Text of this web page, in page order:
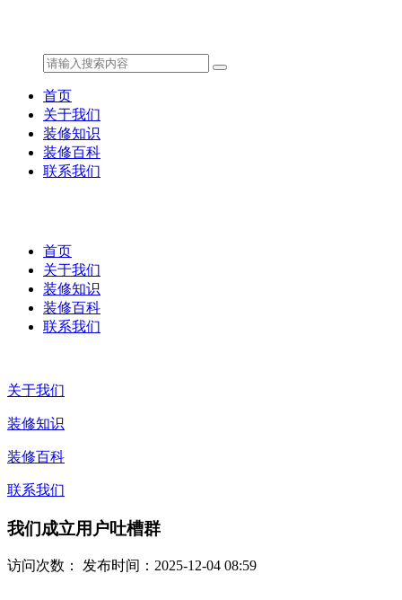
首页
关于我们
装修知识
装修百科
联系我们
首页
关于我们
装修知识
装修百科
联系我们
关于我们
装修知识
装修百科
联系我们
我们成立用户吐槽群
访问次数： 发布时间：2025-12-04 08:59